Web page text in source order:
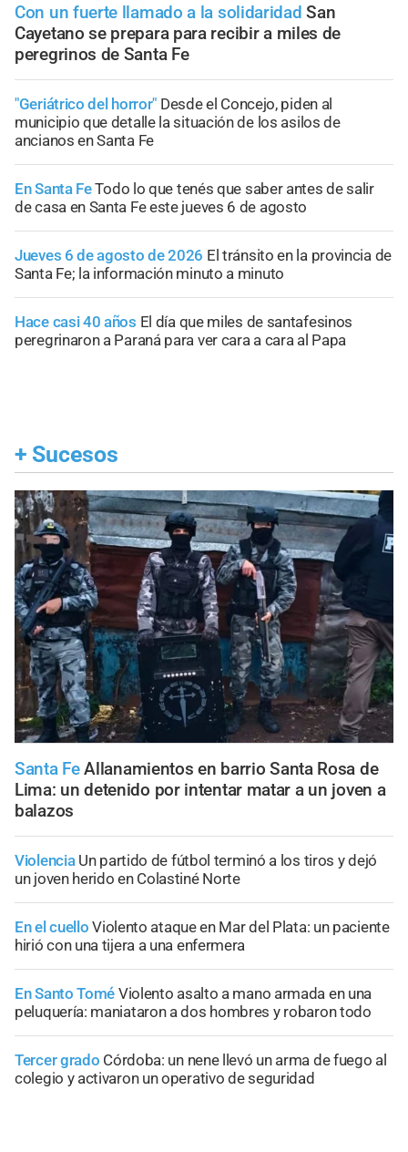
Con un fuerte llamado a la solidaridad San
Cayetano se prepara para recibir a miles de
peregrinos de Santa Fe
"Geriátrico del horror" Desde el Concejo, piden al
municipio que detalle la situación de los asilos de
ancianos en Santa Fe
En Santa FeTodo lo que tenés que saber antes de salir
de casa en Santa Fe este jueves 6 de agosto
Jueves 6 de agosto de 2026 El tránsito en la provincia de
Santa Fe; la información minuto a minuto
Hace casi 40 años El día que miles de santafesinos
peregrinaron a Paraná para ver cara a cara al Papa
+ Sucesos
Santa Fe Allanamientos en barrio Santa Rosa de
Lima: un detenido por intentar matar a un joven a
balazos
Violencia Un partido de fútbol terminó a los tiros y dejó
un joven herido en Colastiné Norte
En el cuello Violento ataque en Mar del Plata: un paciente
hirió con una tijera a una enfermera
En Santo Tomé Violento asalto a mano armada en una
peluquería: maniataron a dos hombres y robaron todo
Tercer grado Córdoba: un nene llevó un arma de fuego al
colegio y activaron un operativo de seguridad